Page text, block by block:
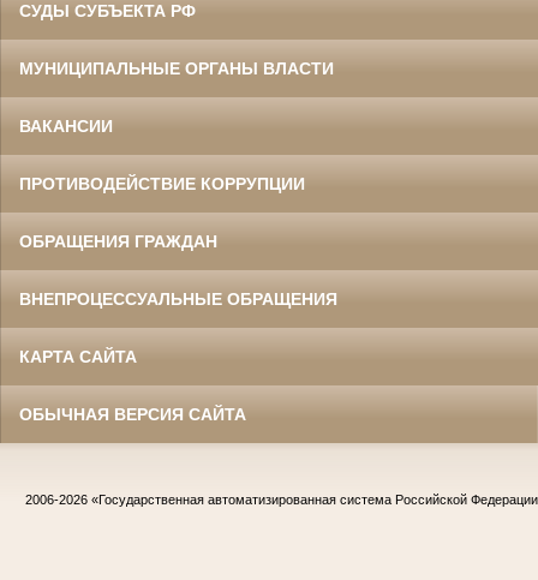
СУДЫ СУБЪЕКТА РФ
МУНИЦИПАЛЬНЫЕ ОРГАНЫ ВЛАСТИ
ВАКАНСИИ
ПРОТИВОДЕЙСТВИЕ КОРРУПЦИИ
ОБРАЩЕНИЯ ГРАЖДАН
ВНЕПРОЦЕССУАЛЬНЫЕ ОБРАЩЕНИЯ
КАРТА САЙТА
ОБЫЧНАЯ ВЕРСИЯ САЙТА
2006-2026 «Государственная автоматизированная система Российской